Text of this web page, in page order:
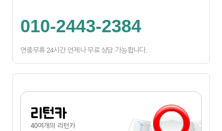
010-2443-2384
연중무휴 24시간 언제나 무료 상담 가능합니다.
리턴카
40여개의 리턴카